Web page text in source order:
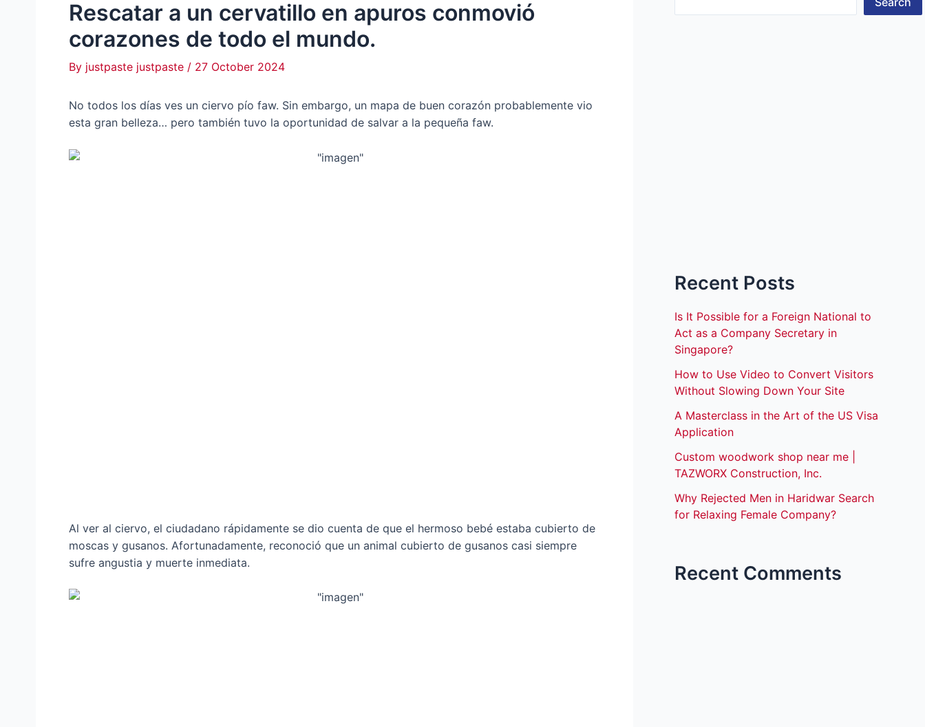
Rescatar a un cervatillo en apuros conmovió
corazones de todo el mundo.
By justpaste justpaste / 27 October 2024
No todos los días ves un ciervo pío faw. Sin embargo, un mapa de buen corazón probablemente vio
esta gran belleza… pero también tuvo la oportunidad de salvar a la pequeña faw.
Al ver al ciervo, el ciudadano rápidamente se dio cuenta de que el hermoso bebé estaba cubierto de
moscas y gusanos. Afortunadamente, reconoció que un animal cubierto de gusanos casi siempre
sufre angustia y muerte inmediata.
Recent Posts
Is It Possible for a Foreign National to
Act as a Company Secretary in
Singapore?
How to Use Video to Convert Visitors
Without Slowing Down Your Site
A Masterclass in the Art of the US Visa
Application
Custom woodwork shop near me |
TAZWORX Construction, Inc.
Why Rejected Men in Haridwar Search
for Relaxing Female Company?
Recent Comments